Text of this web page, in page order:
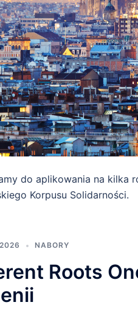
do aplikowania na kilka
Korpusu Solidarności.
NABORY
Roots